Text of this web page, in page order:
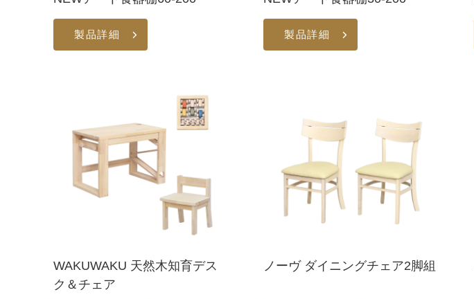
製品詳細 製品詳細
WAKUWAKU 天然木知育デス
ク＆チェア
ノーヴ ダイニングチェア2脚組